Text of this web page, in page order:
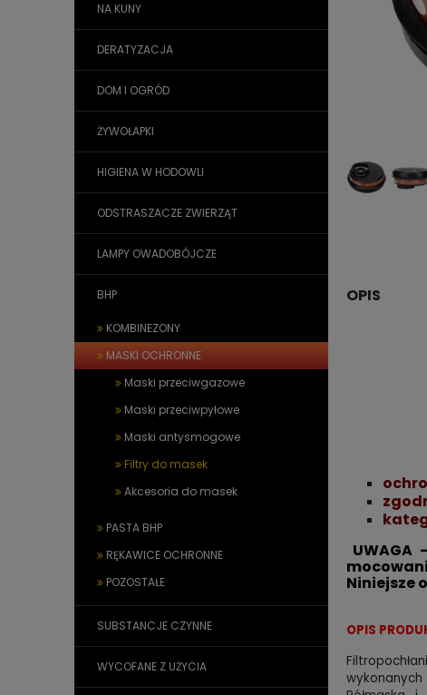
NA KUNY
DERATYZACJA
DOM I OGRÓD
ŻYWOŁAPKI
HIGIENA W HODOWLI
ODSTRASZACZE ZWIERZĄT
LAMPY OWADOBÓJCZE
BHP
KOMBINEZONY
MASKI OCHRONNE
Maski przeciwgazowe
Maski przeciwpyłowe
Maski antysmogowe
Filtry do masek
Akcesoria do masek
PASTA BHP
RĘKAWICE OCHRONNE
POZOSTAŁE
SUBSTANCJE CZYNNE
WYCOFANE Z UŻYCIA
OPIS
Niniejsze
OPIS